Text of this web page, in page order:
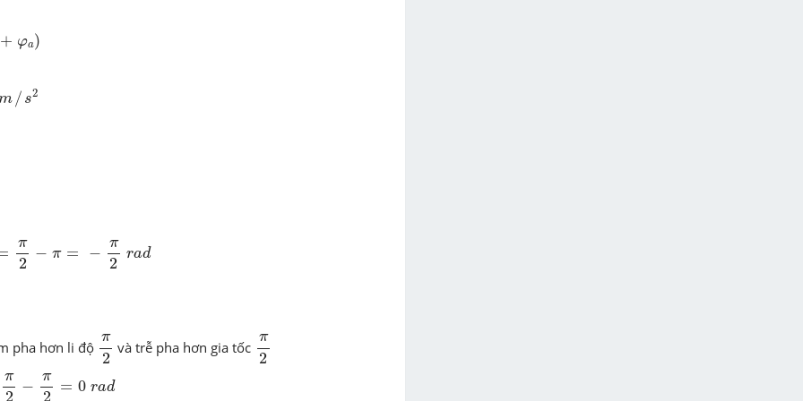
+ φa)
φ )
/ s2
s2
π
2
− π = −
π
2
rad
π2
pha hơn li độ
π
2
π2
và trễ pha hơn gia tốc
π
2
π2
π
2
−
π
2
= 0 rad
2= ad